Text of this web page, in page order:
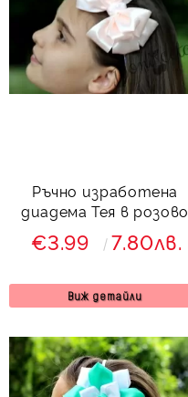
Ръчно изработена
диадема Тея в розово
€3.99 7.80лв.
Виж детайли